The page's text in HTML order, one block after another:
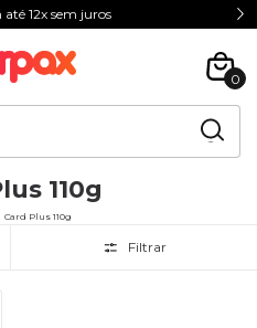
até 12x sem juros
0
110g
Card Plus 110g
Filtrar